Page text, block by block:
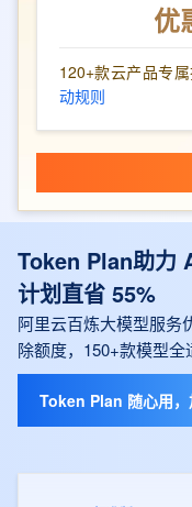
优
120+款云产品专
动规则
Token Plan助力
计划直省 55%
阿里云百炼大模型服务
除额度，150+款模型全
Token Plan 随心用